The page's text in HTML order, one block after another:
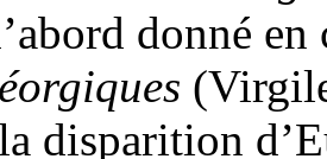
donné
disparition